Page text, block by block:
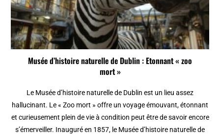
Musée d’histoire naturelle de Dublin : Etonnant « zoo
mort »
Le Musée d’histoire naturelle de Dublin est un lieu assez
hallucinant. Le « Zoo mort » offre un voyage émouvant, étonnant
et curieusement plein de vie à condition peut être de savoir encore
s’émerveiller. Inauguré en 1857, le Musée d’histoire naturelle de